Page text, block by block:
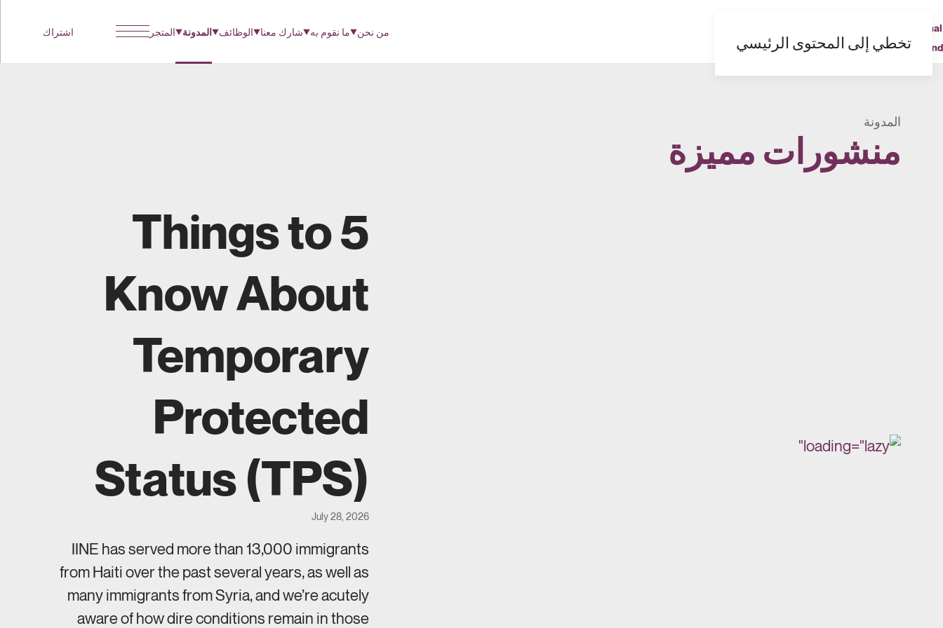
تخطي إلى المحتوى الرئيسي
من نحن ما نقوم به شارك معنا الوظائف المدونة المتجر اشتراك
المدونة
منشورات مميزة
5 Things to
Know About
Temporary
Protected
Status (TPS)
July 28, 2026
IINE has served more than 13,000 immigrants
from Haiti over the past several years, as well as
many immigrants from Syria, and we’re acutely
aware of how dire conditions remain in those